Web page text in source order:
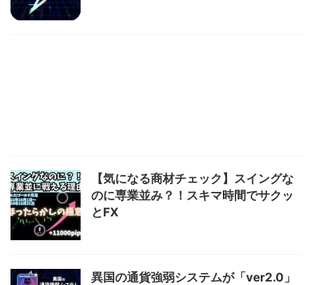
【気になる商材チェック】スイングな
のに専業並み？！スキマ時間でサクッ
とFX
異国の通貨強弱システムが「ver2.0」